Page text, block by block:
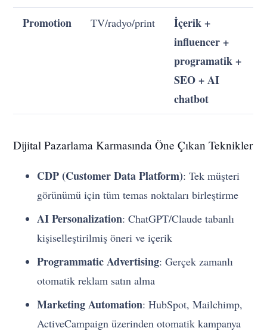
Promotion TV/radyo/print
İçerik +
influencer +
programatik +
SEO + AI
chatbot
Dijital Pazarlama Karmasında Öne Çıkan Teknikler
CDP (Customer Data Platform): Tek müşteri
görünümü için tüm temas noktaları birleştirme
AI Personalization: ChatGPT/Claude tabanlı
kişiselleştirilmiş öneri ve içerik
Programmatic Advertising: Gerçek zamanlı
otomatik reklam satın alma
Marketing Automation: HubSpot, Mailchimp,
ActiveCampaign üzerinden otomatik kampanya